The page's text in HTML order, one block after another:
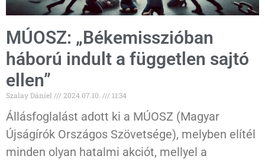
MÚOSZ: „Békemisszióban
háború indult a független sajtó
ellen”
Szalay Dániel 2024.07.10. 11:34
Állásfoglalást adott ki a MÚOSZ (Magyar
Újságírók Országos Szövetsége), melyben elítél
minden olyan hatalmi akciót, mellyel a